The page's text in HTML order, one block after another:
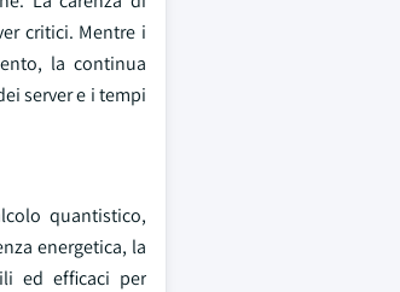
critici. Mentre i
la continua
server e i tempi
quantistico,
energetica, la
ed efficaci per